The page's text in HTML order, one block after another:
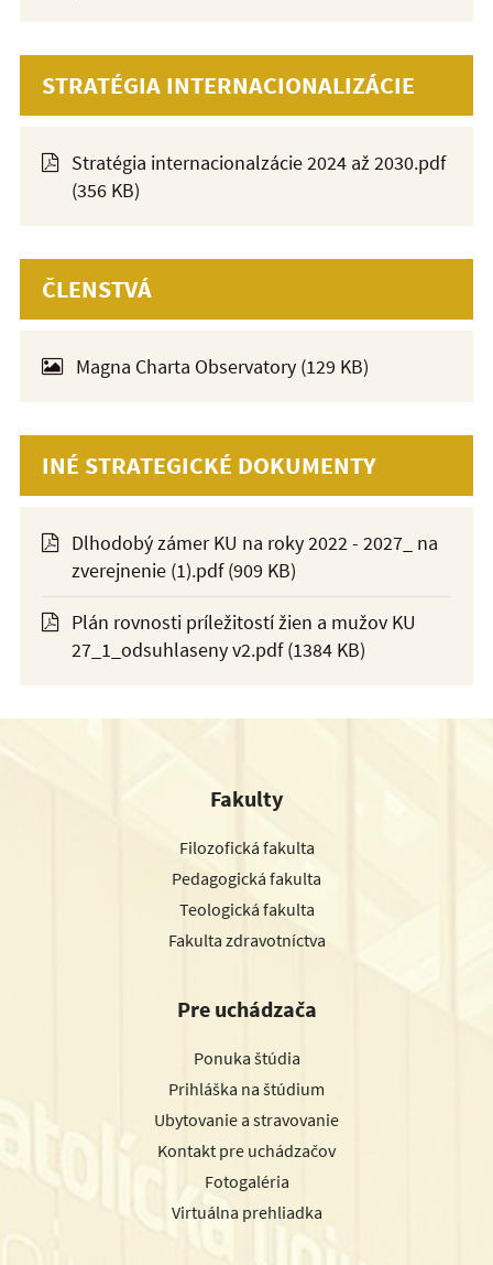
STRATÉGIA INTERNACIONALIZÁCIE
Stratégia internacionalzácie 2024 až 2030.pdf
(356 KB)
ČLENSTVÁ
Magna Charta Observatory (129 KB)
INÉ STRATEGICKÉ DOKUMENTY
Dlhodobý zámer KU na roky 2022 - 2027_ na
zverejnenie (1).pdf(909 KB)
Plán rovnosti príležitostí žien a mužov KU
27_1_odsuhlaseny v2.pdf(1384 KB)
Fakulty
Filozofická fakulta
Pedagogická fakulta
Teologická fakulta
Fakulta zdravotníctva
Pre uchádzača
Ponuka štúdia
Prihláška na štúdium
Ubytovanie a stravovanie
Kontakt pre uchádzačov
Fotogaléria
Virtuálna prehliadka